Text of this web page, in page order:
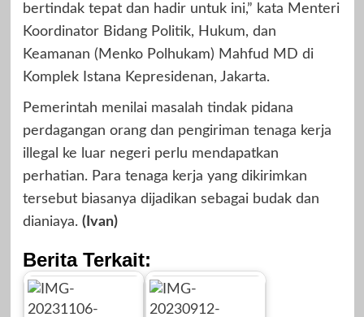
bertindak tepat dan hadir untuk ini,” kata Menteri
Koordinator Bidang Politik, Hukum, dan
Keamanan (Menko Polhukam) Mahfud MD di
Komplek Istana Kepresidenan, Jakarta.
Pemerintah menilai masalah tindak pidana
perdagangan orang dan pengiriman tenaga kerja
illegal ke luar negeri perlu mendapatkan
perhatian. Para tenaga kerja yang dikirimkan
tersebut biasanya dijadikan sebagai budak dan
dianiaya. (Ivan)
Berita Terkait: